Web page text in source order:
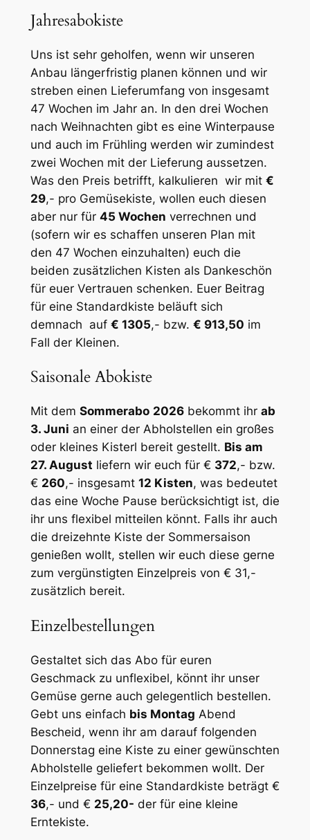
Jahresabokiste
Uns ist sehr geholfen, wenn wir unseren
Anbau längerfristig planen können und wir
streben einen Lieferumfang von insgesamt
47 Wochen im Jahr an. In den drei Wochen
nach Weihnachten gibt es eine Winterpause
und auch im Frühling werden wir zumindest
zwei Wochen mit der Lieferung aussetzen.
Was den Preis betrifft, kalkulieren wir mit €
29,- pro Gemüsekiste, wollen euch diesen
aber nur für 45 Wochen verrechnen und
(sofern wir es schaffen unseren Plan mit
den 47 Wochen einzuhalten) euch die
beiden zusätzlichen Kisten als Dankeschön
für euer Vertrauen schenken. Euer Beitrag
für eine Standardkiste beläuft sich
demnach auf € 1305,- bzw. € 913,50 im
Fall der Kleinen.
Saisonale Abokiste
Mit dem Sommerabo 2026bekommt ihr ab
3. Juni an einer der Abholstellen ein großes
oder kleines Kisterl bereit gestellt. Bis am
27. August liefern wir euch für € 372,- bzw.
€ 260,- insgesamt 12 Kisten, was bedeutet
das eine Woche Pause berücksichtigt ist, die
ihr uns flexibel mitteilen könnt. Falls ihr auch
die dreizehnte Kiste der Sommersaison
genießen wollt, stellen wir euch diese gerne
zum vergünstigten Einzelpreis von € 31,-
zusätzlich bereit.
Einzelbestellungen
Gestaltet sich das Abo für euren
Geschmack zu unflexibel, könnt ihr unser
Gemüse gerne auch gelegentlich bestellen.
Gebt uns einfach bis Montag Abend
Bescheid, wenn ihr am darauf folgenden
Donnerstag eine Kiste zu einer gewünschten
Abholstelle geliefert bekommen wollt. Der
Einzelpreise für eine Standardkiste beträgt €
36,- und € 25,20- der für eine kleine
Erntekiste.